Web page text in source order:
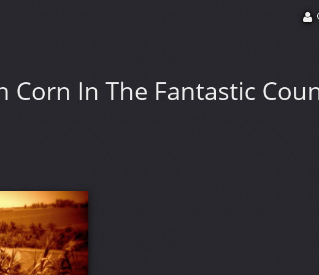
Corn In The Fantastic